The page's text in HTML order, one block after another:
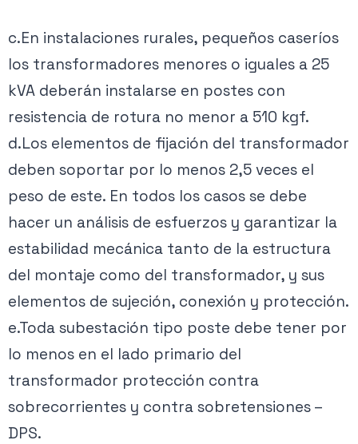
c.En instalaciones rurales, pequeños caseríos
los transformadores menores o iguales a 25
kVA deberán instalarse en postes con
resistencia de rotura no menor a 510 kgf.
d.Los elementos de fijación del transformador
deben soportar por lo menos 2,5 veces el
peso de este. En todos los casos se debe
hacer un análisis de esfuerzos y garantizar la
estabilidad mecánica tanto de la estructura
del montaje como del transformador, y sus
elementos de sujeción, conexión y protección.
e.Toda subestación tipo poste debe tener por
lo menos en el lado primario del
transformador protección contra
sobrecorrientes y contra sobretensiones –
DPS.